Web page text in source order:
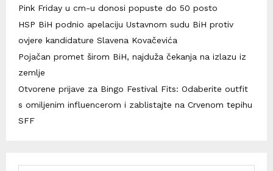
Pink Friday u cm-u donosi popuste do 50 posto
HSP BiH podnio apelaciju Ustavnom sudu BiH protiv
ovjere kandidature Slavena Kovačevića
Pojačan promet širom BiH, najduža čekanja na izlazu iz
zemlje
Otvorene prijave za Bingo Festival Fits: Odaberite outfit
s omiljenim influencerom i zablistajte na Crvenom tepihu
SFF